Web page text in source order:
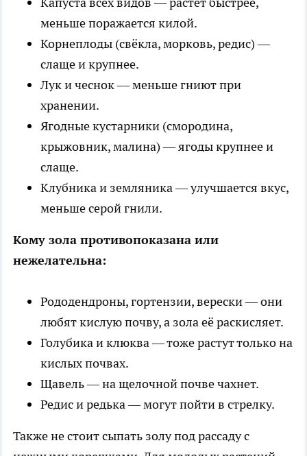
меньше поражается килой.
Корнеплоды (свёкла, морковь, редис) —
слаще и крупнее.
Лук и чеснок — меньше гниют при
хранении.
Ягодные кустарники (смородина,
крыжовник, малина) — ягоды крупнее и
слаще.
Клубника и земляника — улучшается вкус,
меньше серой гнили.
Кому зола противопоказана или
нежелательна:
Рододендроны, гортензии, верески — они
любят кислую почву, а зола её раскисляет.
Голубика и клюква — тоже растут только на
кислых почвах.
Щавель — на щелочной почве чахнет.
Редис и редька — могут пойти в стрелку.
Также не стоит сыпать золу под рассаду с